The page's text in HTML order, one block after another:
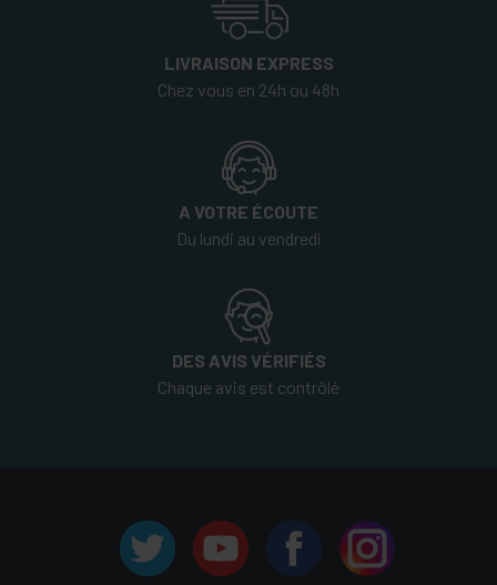
LIVRAISON EXPRESS
Chez vous en 24h ou 48h
A VOTRE ÉCOUTE
Du lundi au vendredi
DES AVIS VÉRIFIÉS
Chaque avis est contrôlé